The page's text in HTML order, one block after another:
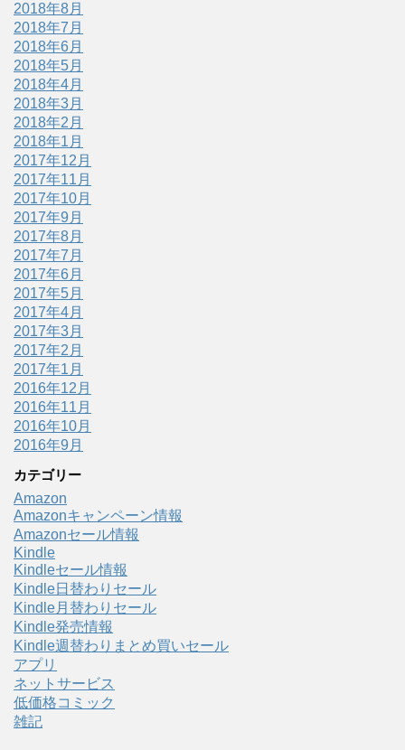
2018年8月
2018年7月
2018年6月
2018年5月
2018年4月
2018年3月
2018年2月
2018年1月
2017年12月
2017年11月
2017年10月
2017年9月
2017年8月
2017年7月
2017年6月
2017年5月
2017年4月
2017年3月
2017年2月
2017年1月
2016年12月
2016年11月
2016年10月
2016年9月
カテゴリー
Amazon
Amazonキャンペーン情報
Amazonセール情報
Kindle
Kindleセール情報
Kindle日替わりセール
Kindle月替わりセール
Kindle発売情報
Kindle週替わりまとめ買いセール
アプリ
ネットサービス
低価格コミック
雑記